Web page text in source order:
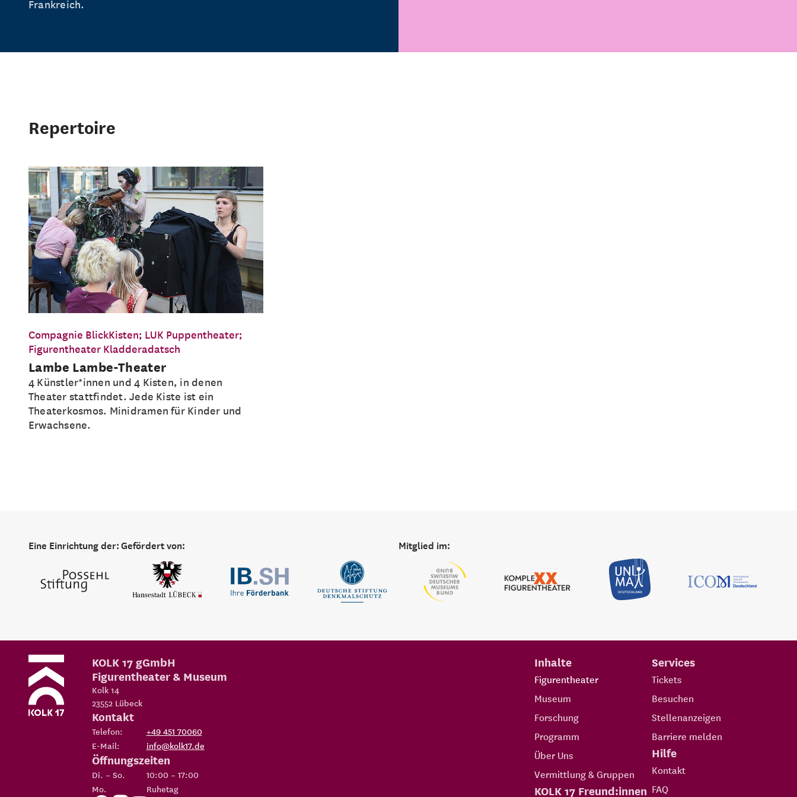
Frankreich.
Repertoire
Compagnie BlickKisten; LUK Puppentheater;
Figurentheater Kladderadatsch
Lambe Lambe-Theater
4 Künstler*innen und 4 Kisten, in denen
Theater stattfindet. Jede Kiste ist ein
Theaterkosmos. Minidramen für Kinder und
Erwachsene.
Eine Einrichtung der:Gefördert von: Mitglied im:
Inhalte
Figurentheater
Museum
Forschung
Programm
Über Uns
Vermittlung & Gruppen
KOLK 17 Freund:innen
Services
Tickets
Besuchen
Stellenanzeigen
Barriere melden
Hilfe
Kontakt
FAQ
KOLK 17 gGmbH
Figurentheater & Museum
Kolk 14
23552 Lübeck
Kontakt
Telefon:
+49 451 70060
E-Mail:
info@kolk17.de
Öffnungszeiten
Di. – So.
10:00 – 17:00
Mo.
Ruhetag